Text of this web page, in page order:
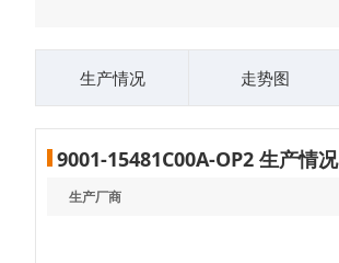
生产情况 走势图
9001-15481C00A-OP2 生产情况
生产厂商